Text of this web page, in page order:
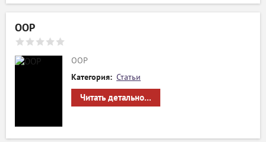
OOP
OOP
Категория: Статьи
Читать детально...